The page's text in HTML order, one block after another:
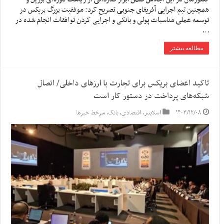
همچنین تیم اجرایی آفریقای جنوبی تصریح کرد: موفقیت بزرگ بریکس در
توسعه عملی مناسبات پولی و بانکی و اجرایی کردن توافقات انجام شده در
…
مطالعه بیشتر
تاکید اعضای بریکس برای تجارت با ارز‌های داخلی/ اتصال
شبکه‌های پرداخت در دستور کار است
۱۴۰۳/۱۲/۰۸ اسلایدر,اقتصادی,بانک,سرخط خبرها